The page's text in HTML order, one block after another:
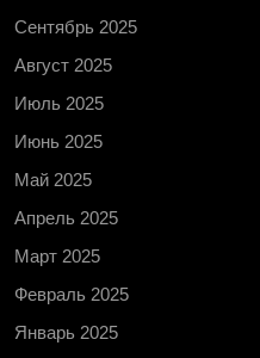
Сентябрь 2025
Август 2025
Июль 2025
Июнь 2025
Май 2025
Апрель 2025
Март 2025
Февраль 2025
Январь 2025